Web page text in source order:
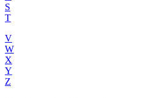
S
T
V
W
X
Y
Z